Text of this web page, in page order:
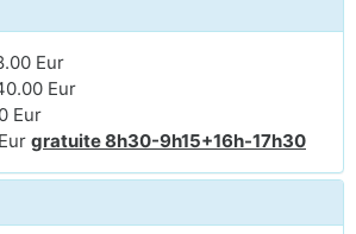
Eur
Eur
Eur
gratuite 8h30-9h15+16h-17h30